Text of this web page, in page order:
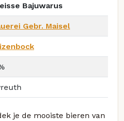
Bajuwarus
Gebr. Maisel
je de mooiste bieren van